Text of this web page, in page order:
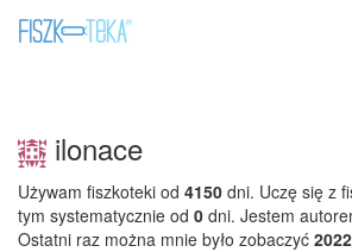
ilonace
Używam fiszkoteki od 4150 dni. Uczę się z
tym systematycznie od 0 dni. Jestem
Ostatni raz można mnie było zobaczyć